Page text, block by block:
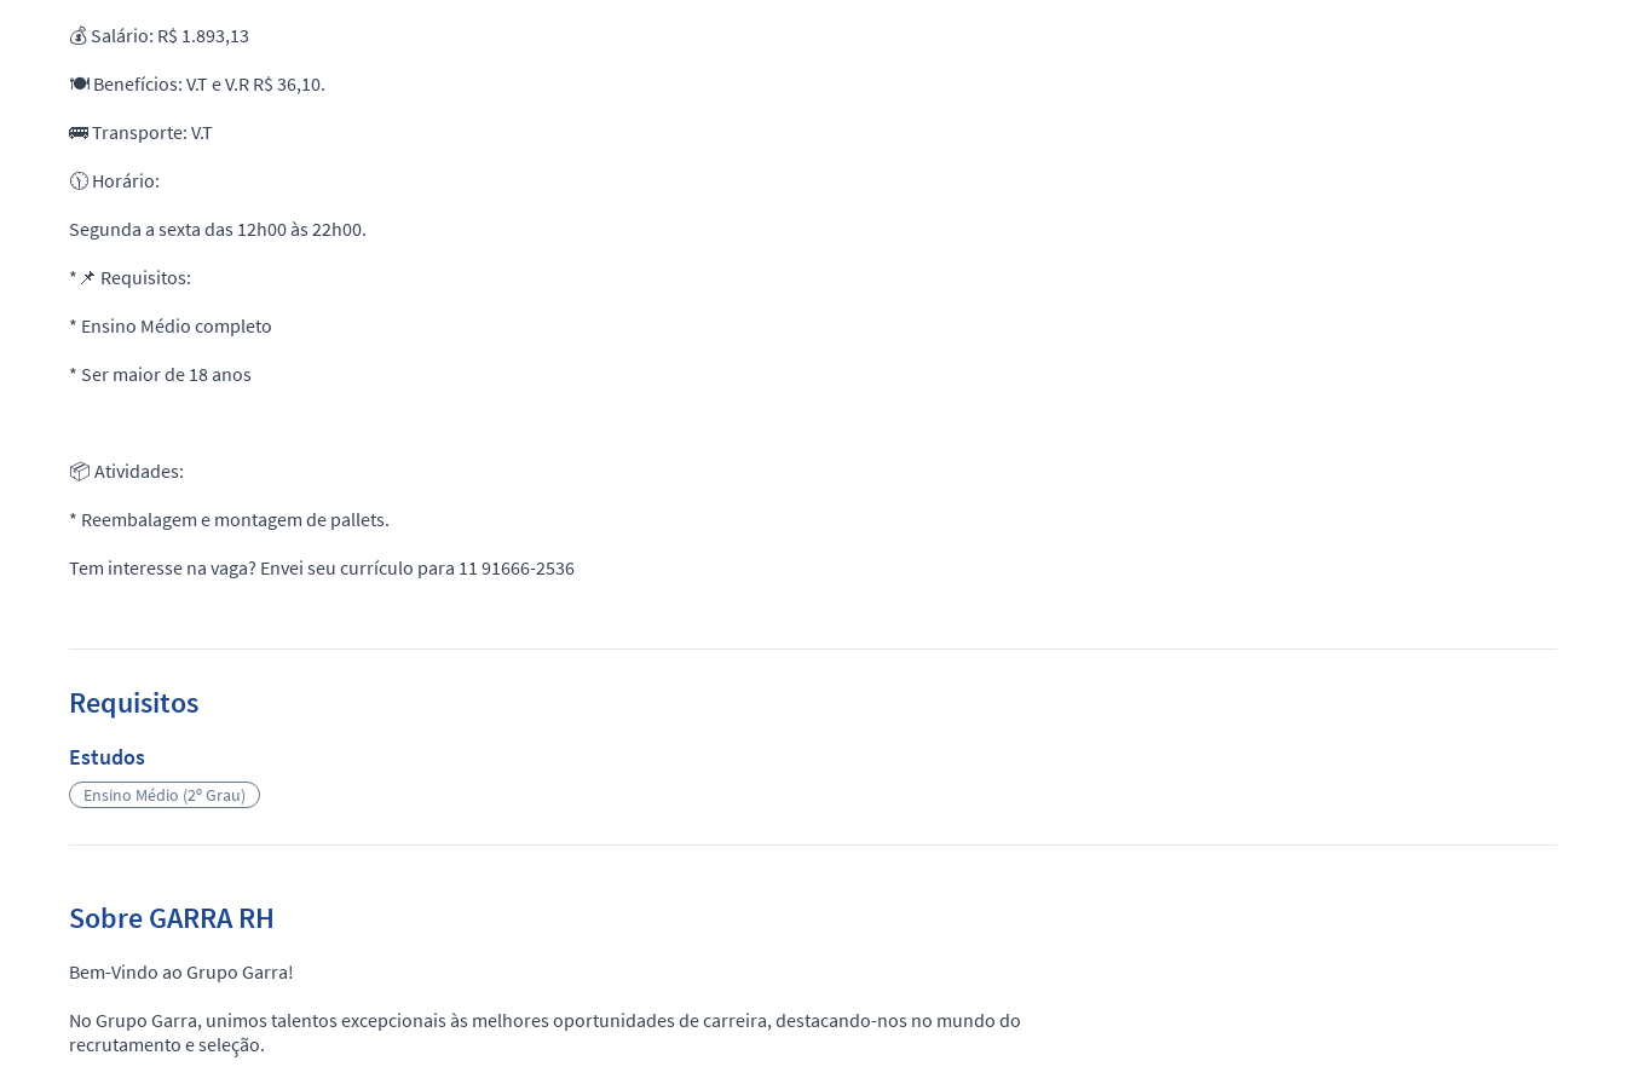
💰 Salário: R$ 1.893,13
🍽️ Benefícios: V.T e V.R R$ 36,10.
🚌 Transporte: V.T
🕦 Horário:
Segunda a sexta das 12h00 às 22h00.
*📌 Requisitos:
* Ensino Médio completo
* Ser maior de 18 anos
📦 Atividades:
* Reembalagem e montagem de pallets.
Tem interesse na vaga? Envei seu currículo para 11 91666-2536
Requisitos
Estudos
Ensino Médio (2º Grau)
Sobre GARRA RH
Bem-Vindo ao Grupo Garra!
No Grupo Garra, unimos talentos excepcionais às melhores oportunidades de carreira, destacando-nos no mundo do
recrutamento e seleção.